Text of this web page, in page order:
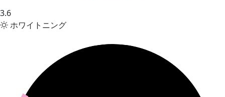
3.6
ホワイトニング